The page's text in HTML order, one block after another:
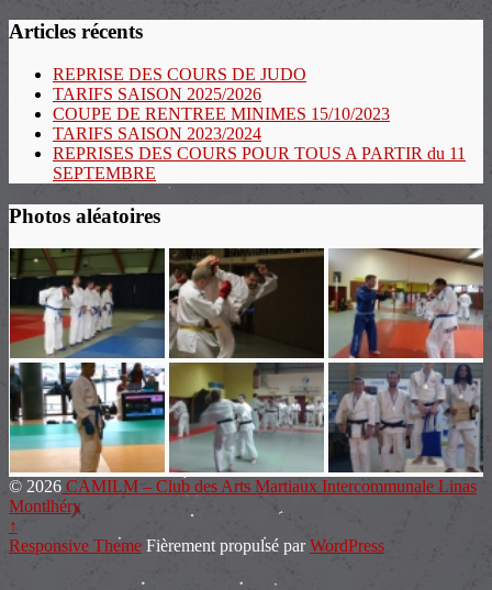
Articles récents
REPRISE DES COURS DE JUDO
TARIFS SAISON 2025/2026
COUPE DE RENTREE MINIMES 15/10/2023
TARIFS SAISON 2023/2024
REPRISES DES COURS POUR TOUS A PARTIR du 11
SEPTEMBRE
Photos aléatoires
© 2026 CAMILM – Club des Arts Martiaux Intercommunale Linas
Montlhéry
↑
Responsive Theme Fièrement propulsé parWordPress